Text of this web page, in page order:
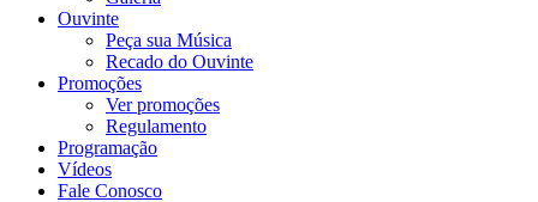
Ouvinte
Peça sua Música
Recado do Ouvinte
Promoções
Ver promoções
Regulamento
Programação
Vídeos
Fale Conosco